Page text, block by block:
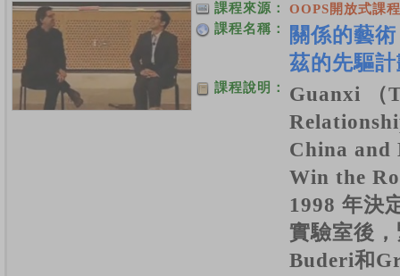
課程來源：
OOPS開放式課
課程名稱：
關係的藝
茲的先驅
課程說明：
Guanxi （
China and
Win the
1998 年決
實驗室後
Buderi和